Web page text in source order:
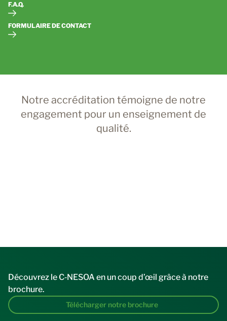
F.A.Q.
FORMULAIRE DE CONTACT
Notre accréditation témoigne de notre
engagement pour un enseignement de
qualité.
Découvrez le C‑NESOA en un coup d’œil grâce à notre
brochure.
Télécharger notre brochure